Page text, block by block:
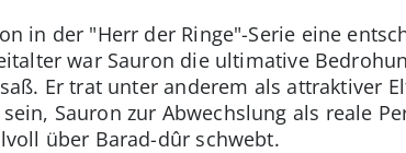
in der "Herr der Ringe"-Serie eine
war Sauron die ultimative
Er trat unter anderem als attraktiver
Sauron zur Abwechslung als reale
über Barad-dûr schwebt.